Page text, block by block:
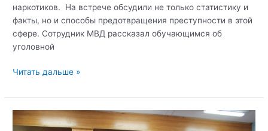
наркотиков. На встрече обсудили не только статистику и
факты, но и способы предотвращения преступности в этой
сфере. Сотрудник МВД рассказал обучающимся об
уголовной
Открытый
Профилактика
распространения
наркомании
Читать дальше »